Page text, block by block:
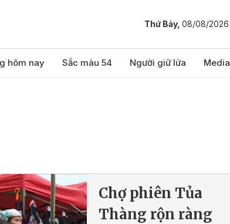
Thứ Bảy, 08/08/2026
hôm nay Sắc màu 54 Người giữ lửa Media
Chợ phiên Tủa
Thàng rộn ràng